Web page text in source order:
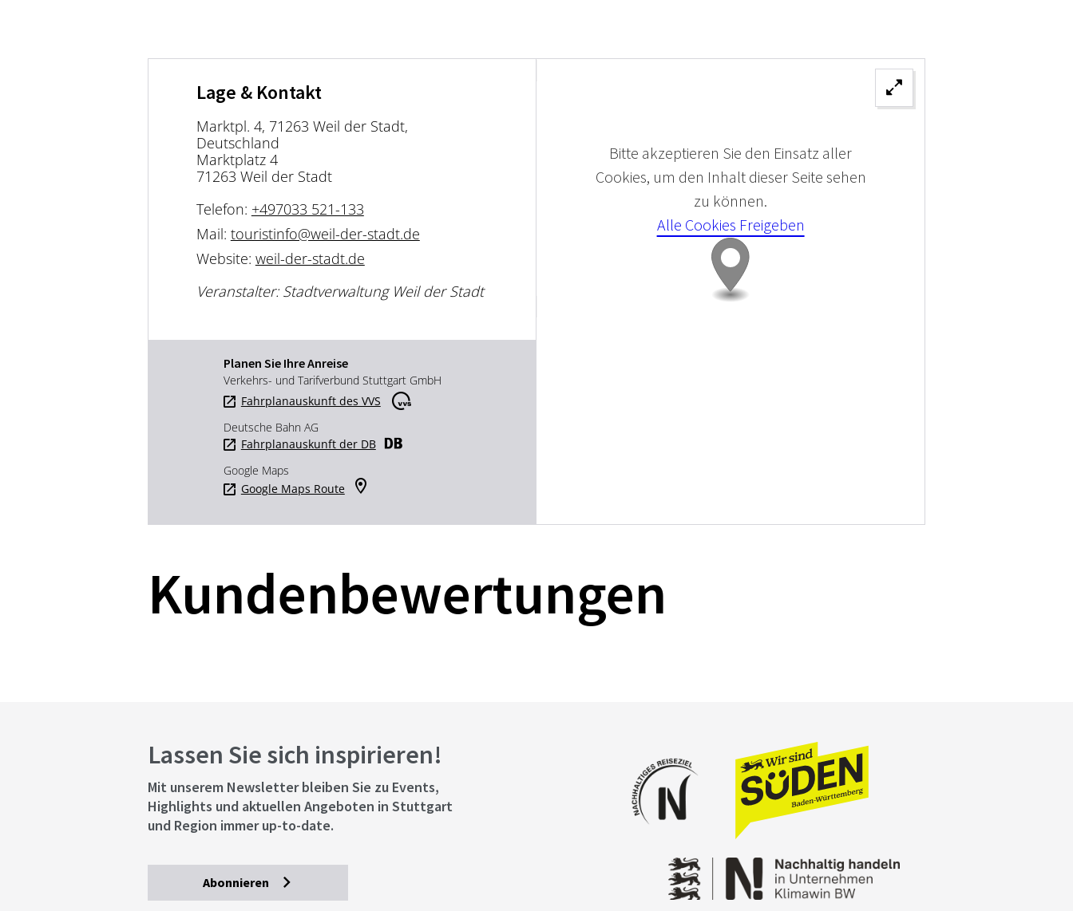
Lage & Kontakt
Marktpl. 4, 71263 Weil der Stadt,
Deutschland
Marktplatz 4
71263 Weil der Stadt
Telefon: +497033 521-133
Mail: touristinfo@weil-der-stadt.de
Website: weil-der-stadt.de
Veranstalter: Stadtverwaltung Weil der Stadt
Planen Sie Ihre Anreise
Verkehrs- und Tarifverbund Stuttgart GmbH
Fahrplanauskunft des VVS
Deutsche Bahn AG
Fahrplanauskunft der DB
Google Maps
Google Maps Route
Bitte akzeptieren Sie den Einsatz aller
Cookies, um den Inhalt dieser Seite sehen
zu können.
Alle Cookies Freigeben
Kundenbewertungen
Lassen Sie sich inspirieren!
Mit unserem Newsletter bleiben Sie zu Events,
Highlights und aktuellen Angeboten in Stuttgart
und Region immer up-to-date.
Abonnieren